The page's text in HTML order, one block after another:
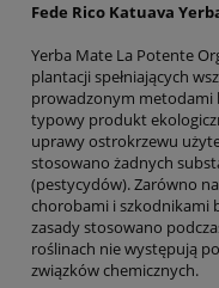
Fede Rico Katuava
Yerba Mate La Potente
plantacji spełniających
prowadzonym metodami
typowy produkt
uprawy ostrokrzewu
stosowano żadnych
(pestycydów). Zarówno
chorobami i szkodnikami
zasady stosowano
roślinach nie występują
związków chemicznych.